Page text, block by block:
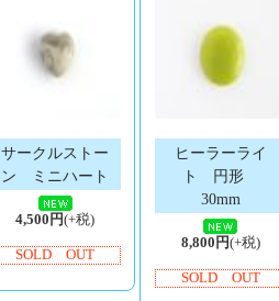
サークルストー
ン ミニハート
4,500円(+税)
SOLD OUT
ヒーラーライ
ト 円形
30mm
8,800円(+税)
SOLD OUT